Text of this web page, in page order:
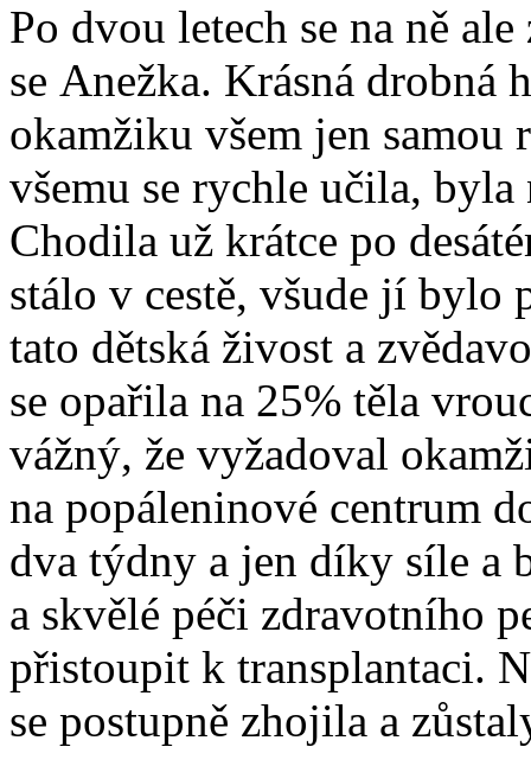
Po dvou letech se na ně
se Anežka. Krásná drobná
okamžiku všem jen samou
všemu se rychle učila,
Chodila už krátce po
stálo v cestě, všude jí bylo
tato dětská živost a
se opařila na 25% těla
vážný, že vyžadoval
na popáleninové centrum
dva týdny a jen díky síle a
a skvělé péči zdravotního
přistoupit k transplantaci.
se postupně zhojila a